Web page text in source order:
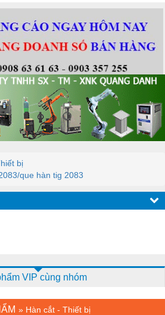
bị
que hàn tig 2083
VIP cùng nhóm
» Hàn cắt - Thiết bị